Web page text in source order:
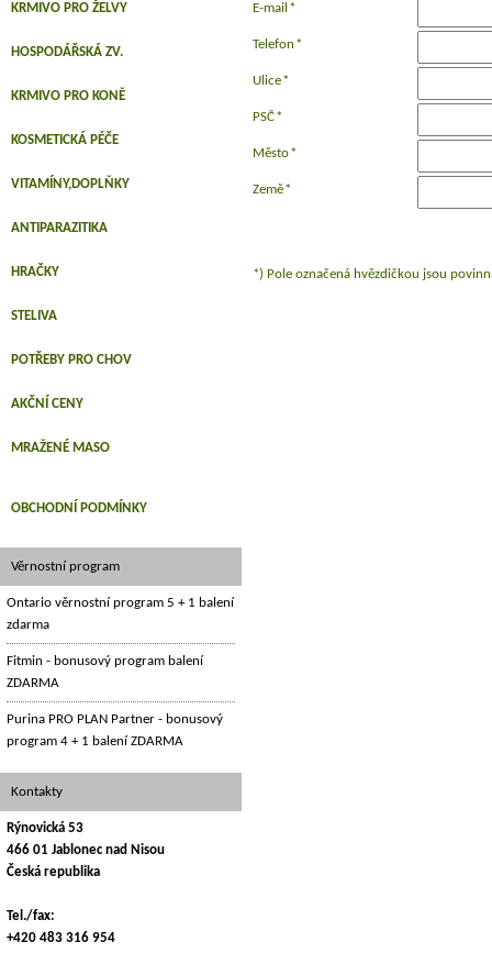
E-mail *
Telefon *
Ulice*
PSČ*
Město*
Země*
*) Pole označená hvězdičkou jsou
KRMIVO PRO ŽELVY
HOSPODÁŘSKÁ ZV.
KRMIVO PRO KONĚ
KOSMETICKÁ PÉČE
VITAMÍNY,DOPLŇKY
ANTIPARAZITIKA
HRAČKY
STELIVA
POTŘEBY PRO CHOV
AKČNÍ CENY
MRAŽENÉ MASO
OBCHODNÍ PODMÍNKY
Věrnostní program
Ontario věrnostní program 5 + 1 balení
zdarma
Fitmin - bonusový program balení
ZDARMA
Purina PRO PLAN Partner - bonusový
program 4 + 1 balení ZDARMA
Kontakty
Rýnovická 53
466 01 Jablonec nad Nisou
Česká republika
Tel./fax:
+420 483 316 954